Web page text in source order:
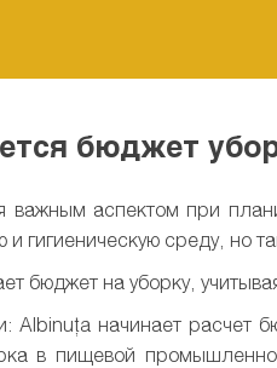
бюджет
важным аспектом при
и гигиеническую среду, но
бюджет на уборку,
Albinuța начинает расчет
в пищевой